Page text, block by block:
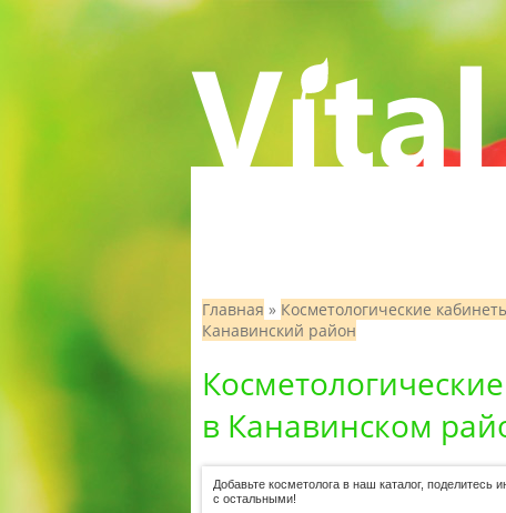
Главная » Косметологические
Канавинский район
в Канавинском
Добавьте косметолога в наш каталог, поделитесь
с остальными!